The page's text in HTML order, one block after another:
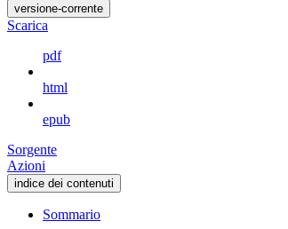
versione-corrente
Scarica
pdf
html
epub
Sorgente
Azioni
indice dei contenuti
Sommario